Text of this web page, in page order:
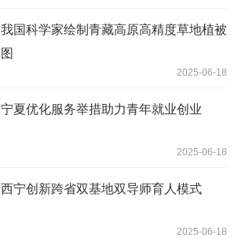
我国科学家绘制青藏高原高精度草地植被
图
2025-06-18
宁夏优化服务举措助力青年就业创业
2025-06-18
西宁创新跨省双基地双导师育人模式
2025-06-18